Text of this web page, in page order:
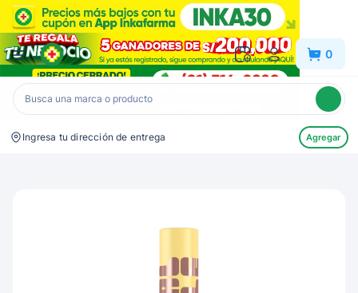
Inkafarma 0
Ingresa tu dirección de entrega Agregar